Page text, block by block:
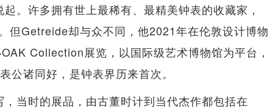
。许多拥有世上最稀有、最精美钟表的收藏家，
但Getreide却与众不同，他2021年在伦敦设计博物
Collection展览，以国际级艺术博物馆为平台，
公诸同好，是钟表界历来首次。
当时的展品，由古董时计到当代杰作都包括在